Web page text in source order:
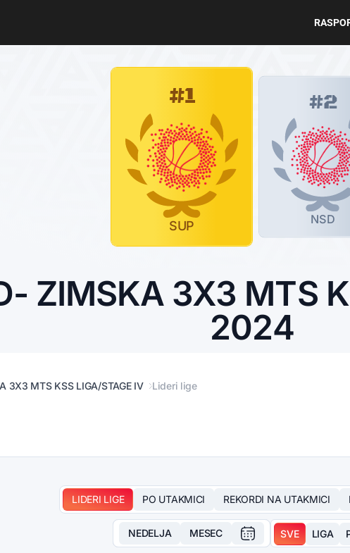
#1
SUP
#2
NSD
ZIMSKA 3X3 MTS
2024
3X3 MTS KSS LIGA/STAGE IV Lideri lige
LIDERI LIGE PO UTAKMICI REKORDI NA UTAKMICI
NEDELJA MESEC SVE LIGA